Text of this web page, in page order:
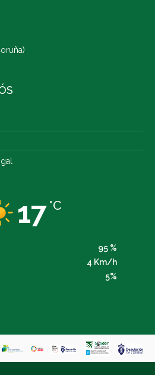
17 °C
95 %
4 Km/h
5%